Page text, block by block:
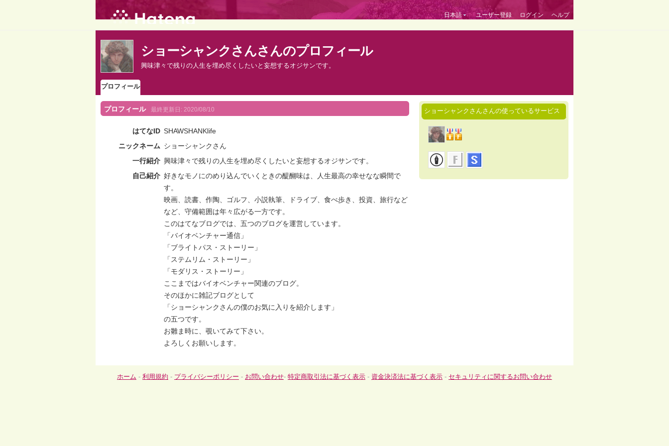
日本語 ユーザー登録 ログイン ヘルプ
ショーシャンクさんさんのプロフィール
興味津々で残りの人生を埋め尽くしたいと妄想するオジサンです。
プロフィール
プロフィール 最終更新日: 2020/08/10
はてなID SHAWSHANKlife
ニックネーム ショーシャンクさん
一行紹介 興味津々で残りの人生を埋め尽くしたいと妄想するオジサンです。
自己紹介 好きなモノにのめり込んでいくときの醍醐味は、人生最高の幸せなな瞬間で
す。
映画、読書、作陶、ゴルフ、小説執筆、ドライブ、食べ歩き、投資、旅行など
など、守備範囲は年々広がる一方です。
このはてなブログでは、五つのブログを運営しています。
「バイオベンチャー通信」
「ブライトパス・ストーリー」
「ステムリム・ストーリー」
「モダリス・ストーリー」
ここまではバイオベンチャー関連のブログ。
そのほかに雑記ブログとして
「ショーシャンクさんの僕のお気に入りを紹介します」
の五つです。
お雛ま時に、覗いてみて下さい。
よろしくお願いします。
ショーシャンクさんさんの使っているサービス
ホーム - 利用規約 - プライバシーポリシー - お問い合わせ- 特定商取引法に基づく表示 - 資金決済法に基づく表示 - セキュリティに関するお問い合わせ